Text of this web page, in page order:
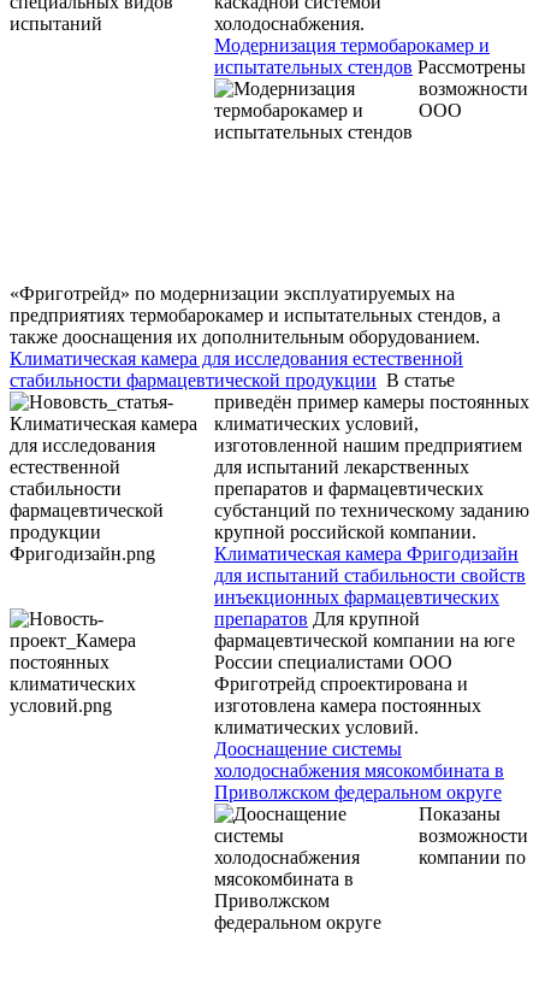
холодоснабжения.
Модернизация термобарокамер и
испытательных стендов Рассмотрены
возможности
ООО
«Фриготрейд» по модернизации эксплуатируемых на
предприятиях термобарокамер и испытательных стендов, а
также дооснащения их дополнительным оборудованием.
Климатическая камера для исследования естественной
стабильности фармацевтической продукции В статье
приведён пример камеры постоянных
климатических условий,
изготовленной нашим предприятием
для испытаний лекарственных
препаратов и фармацевтических
субстанций по техническому заданию
крупной российской компании.
Климатическая камера Фригодизайн
для испытаний стабильности свойств
инъекционных фармацевтических
препаратов Для крупной
фармацевтической компании на юге
России специалистами ООО
Фриготрейд спроектирована и
изготовлена камера постоянных
климатических условий.
Дооснащение системы
холодоснабжения мясокомбината в
Приволжском федеральном округе
Показаны
возможности
компании по